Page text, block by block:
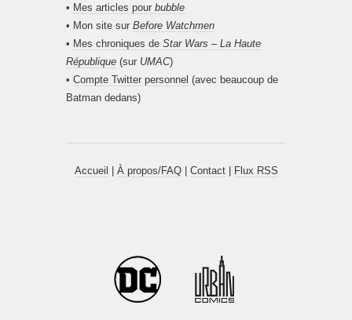
• Mes articles pour bubble
• Mon site sur Before Watchmen
• Mes chroniques de Star Wars – La Haute
République (sur UMAC)
• Compte Twitter personnel (avec beaucoup de
Batman dedans)
Accueil | À propos/FAQ| Contact| Flux RSS